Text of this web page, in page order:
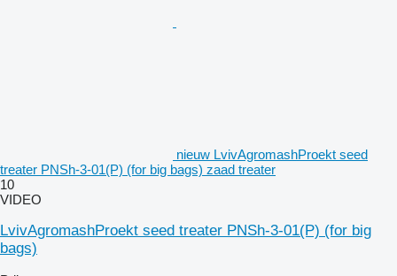
nieuw LvivAgromashProekt seed
treater PNSh-3-01(P) (for big bags) zaad treater
10
VIDEO
LvivAgromashProekt seed treater PNSh-3-01(P) (for big
bags)